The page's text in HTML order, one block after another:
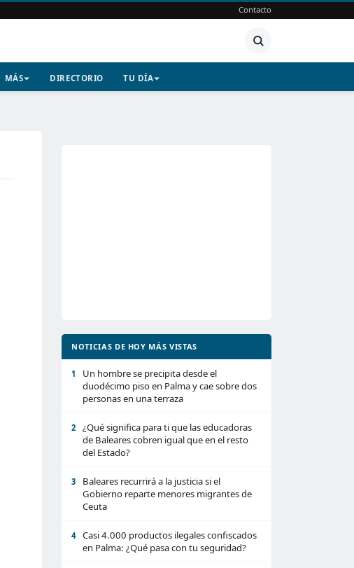
Contacto
MÁS DIRECTORIO TU DÍA
NOTICIAS DE HOY MÁS VISTAS
1
Un hombre se precipita desde el
duodécimo piso en Palma y cae sobre dos
personas en una terraza
2
¿Qué significa para ti que las educadoras
de Baleares cobren igual que en el resto
del Estado?
3
Baleares recurrirá a la justicia si el
Gobierno reparte menores migrantes de
Ceuta
4
Casi 4.000 productos ilegales confiscados
en Palma: ¿Qué pasa con tu seguridad?